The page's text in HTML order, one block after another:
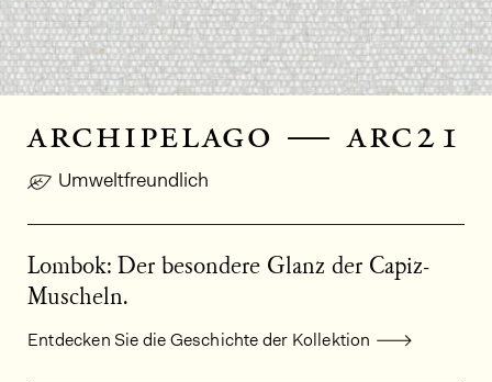
archipelago — arc21
Umweltfreundlich
Lombok: Der besondere Glanz der Capiz-
Muscheln.
Entdecken Sie die Geschichte der Kollektion